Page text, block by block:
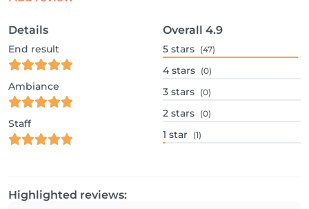
Details
End result
Ambiance
Staff
Overall 4.9
5 stars (47)
4 stars (0)
3 stars (0)
2 stars (0)
1 star (1)
Highlighted reviews: